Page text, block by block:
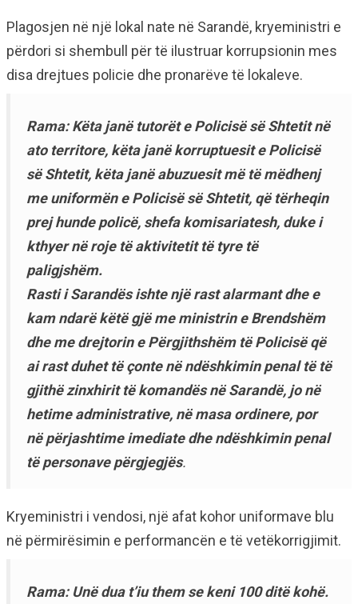
Plagosjen në një lokal nate në Sarandë, kryeministri e
përdori si shembull për të ilustruar korrupsionin mes
disa drejtues policie dhe pronarëve të lokaleve.
Rama: Këta janë tutorët e Policisë së Shtetit në
ato territore, këta janë korruptuesit e Policisë
së Shtetit, këta janë abuzuesit më të mëdhenj
me uniformën e Policisë së Shtetit, që tërheqin
prej hunde policë, shefa komisariatesh, duke i
kthyer në roje të aktivitetit të tyre të
paligjshëm.
Rasti i Sarandës ishte një rast alarmant dhe e
kam ndarë këtë gjë me ministrin e Brendshëm
dhe me drejtorin e Përgjithshëm të Policisë që
ai rast duhet të çonte në ndëshkimin penal të të
gjithë zinxhirit të komandës në Sarandë, jo në
hetime administrative, në masa ordinere, por
në përjashtime imediate dhe ndëshkimin penal
të personave përgjegjës.
Kryeministri i vendosi, një afat kohor uniformave blu
në përmirësimin e performancën e të vetëkorrigjimit.
Rama: Unë dua t’iu them se keni 100 ditë kohë.